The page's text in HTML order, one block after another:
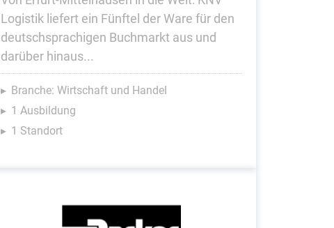
Logistik liefert ein Fünftel der Ware für den
deutschsprachigen Buchmarkt aus und
darüber hinaus...
Branche: Wirtschaft und Handel
1 Ausbildung
1 Standort